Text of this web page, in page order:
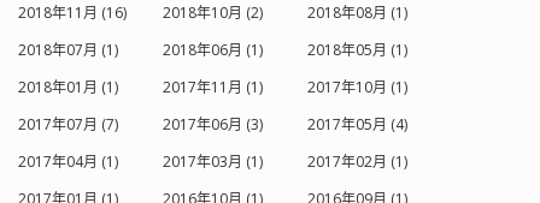
2018年11月 (16)
2018年10月 (2)
2018年08月 (1)
2018年07月 (1)
2018年06月 (1)
2018年05月 (1)
2018年01月 (1)
2017年11月 (1)
2017年10月 (1)
2017年07月 (7)
2017年06月 (3)
2017年05月 (4)
2017年04月 (1)
2017年03月 (1)
2017年02月 (1)
2017年01月 (1)
2016年10月 (1) 2016年09月 (1)